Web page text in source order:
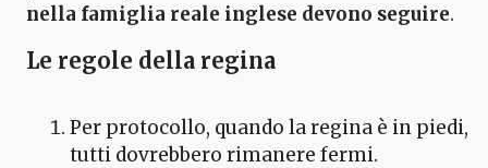
nella famiglia reale inglese devono seguire.
Le regole della regina
Per protocollo, quando la regina è in piedi,
tutti dovrebbero rimanere fermi.